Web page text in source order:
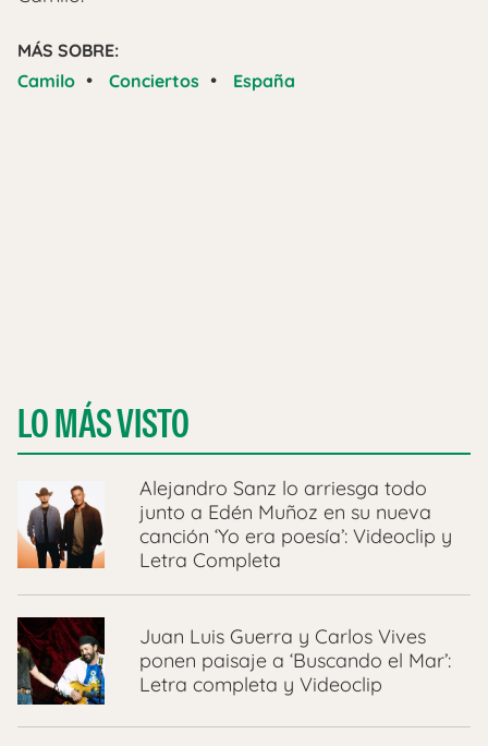
MÁS SOBRE:
Camilo • Conciertos • España
LO MÁS VISTO
Alejandro Sanz lo arriesga todo
junto a Edén Muñoz en su nueva
canción ‘Yo era poesía’: Videoclip y
Letra Completa
Juan Luis Guerra y Carlos Vives
ponen paisaje a ‘Buscando el Mar’:
Letra completa y Videoclip